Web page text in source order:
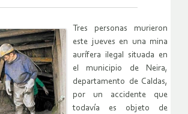
Tres personas murieron
este jueves en una mina
aurífera ilegal situada en
el municipio de Neira,
departamento de Caldas,
por un accidente que
todavía es objeto de